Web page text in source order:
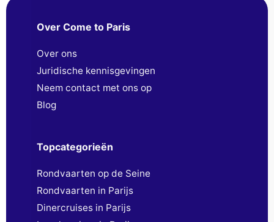
Over Come to Paris
Over ons
Juridische kennisgevingen
Neem contact met ons op
Blog
Topcategorieën
Rondvaarten op de Seine
Rondvaarten in Parijs
Dinercruises in Parijs